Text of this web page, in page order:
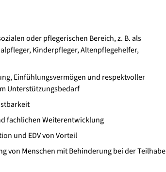
oder pflegerischen Bereich, z. B. als
Kinderpfleger, Altenpflegehelfer,
Einfühlungsvermögen und respektvoller
Unterstützungsbedarf
fachlichen Weiterentwicklung
und EDV von Vorteil
von Menschen mit Behinderung bei der Teilhabe